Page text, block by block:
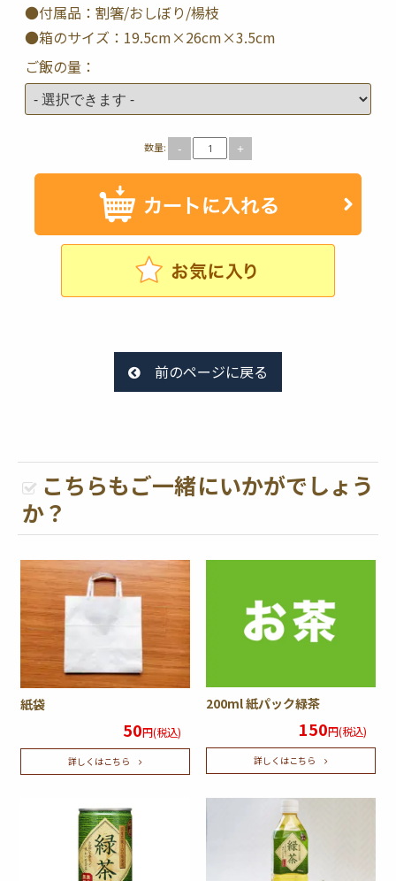
●付属品：割箸/おしぼり/楊枝
●箱のサイズ：19.5cm×26cm×3.5cm
ご飯の量：
数量: - +
前のページに戻る
こちらもご一緒にいかがでしょう
か？
紙袋
50円(税込)
詳しくはこちら
200ml 紙パック緑茶
150円(税込)
詳しくはこちら